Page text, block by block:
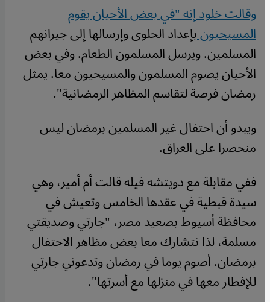
وقالت خلود إنه "في بعض الأحيان يقوم
المسيحيونبإعداد الحلوى وإرسالها إلى جيرانهم
المسلمين. ويرسل المسلمون الطعام. وفي بعض
الأحيان يصوم المسلمون والمسيحيون معا. يمثل
رمضان فرصة لتقاسم المظاهر الرمضانية".
ويبدو أن احتفال غير المسلمين برمضان ليس
منحصرا على العراق.
ففي مقابلة مع دويتشه فيله قالت أم أمير، وهي
سيدة قبطية في عقدها الخامس وتعيش في
محافظة أسيوط بصعيد مصر، "جارتي وصديقتي
مسلمة، لذا نتشارك معا بعض مظاهر الاحتفال
برمضان. أصوم يوما في رمضان وتدعوني جارتي
للإفطار معها في منزلها مع أسرتها".